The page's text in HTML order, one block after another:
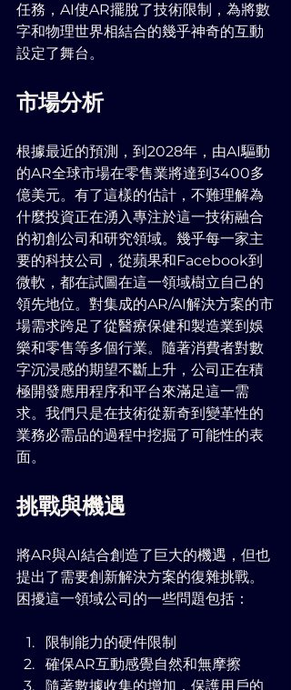
任務，AI使AR擺脫了技術限制，為將數
字和物理世界相結合的幾乎神奇的互動
設定了舞台。
市場分析
根據最近的預測，到2028年，由AI驅動
的AR全球市場在零售業將達到3400多
億美元。有了這樣的估計，不難理解為
什麼投資正在湧入專注於這一技術融合
的初創公司和研究領域。幾乎每一家主
要的科技公司，從蘋果和Facebook到
微軟，都在試圖在這一領域樹立自己的
領先地位。對集成的AR/AI解決方案的市
場需求跨足了從醫療保健和製造業到娛
樂和零售等多個行業。隨著消費者對數
字沉浸感的期望不斷上升，公司正在積
極開發應用程序和平台來滿足這一需
求。我們只是在技術從新奇到變革性的
業務必需品的過程中挖掘了可能性的表
面。
挑戰與機遇
將AR與AI結合創造了巨大的機遇，但也
提出了需要創新解決方案的復雜挑戰。
困擾這一領域公司的一些問題包括：
限制能力的硬件限制
確保AR互動感覺自然和無摩擦
隨著數據收集的增加，保護用戶的